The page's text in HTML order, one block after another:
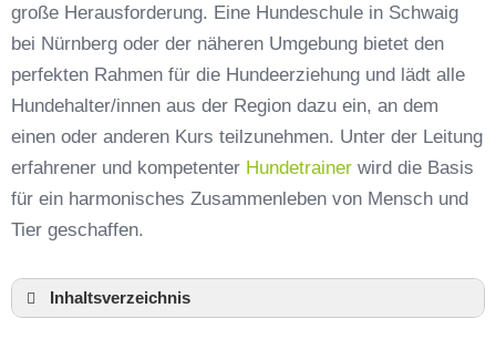
große Herausforderung. Eine Hundeschule in Schwaig
bei Nürnberg oder der näheren Umgebung bietet den
perfekten Rahmen für die Hundeerziehung und lädt alle
Hundehalter/innen aus der Region dazu ein, an dem
einen oder anderen Kurs teilzunehmen. Unter der Leitung
erfahrener und kompetenter Hundetrainer wird die Basis
für ein harmonisches Zusammenleben von Mensch und
Tier geschaffen.
Inhaltsverzeichnis